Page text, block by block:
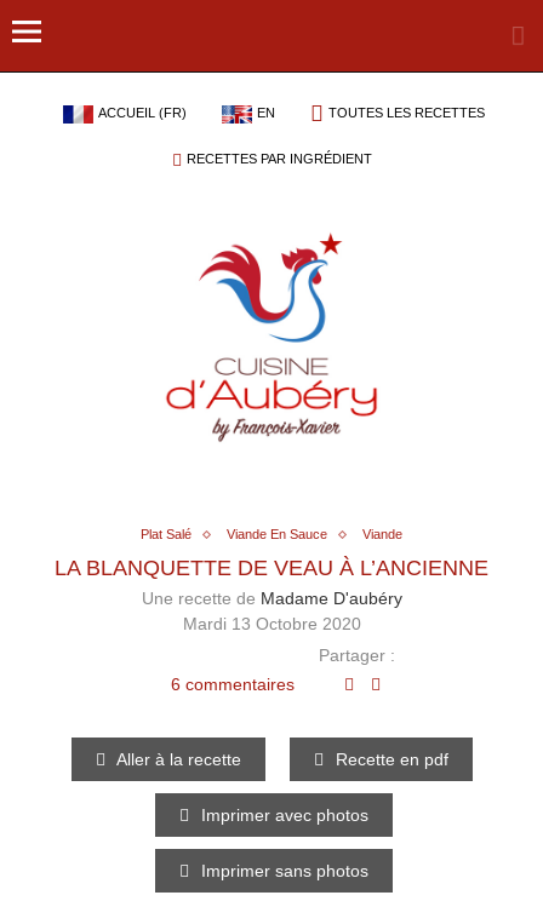
ACCUEIL (FR) EN TOUTES LES RECETTES
RECETTES PAR INGRÉDIENT
Plat Salé Viande En Sauce Viande
LA BLANQUETTE DE VEAU À L’ANCIENNE
Une recette de Madame D'aubéry
Mardi 13 Octobre 2020
6 commentaires
Partager :
Aller à la recette Recette en pdf
Imprimer avec photos
Imprimer sans photos